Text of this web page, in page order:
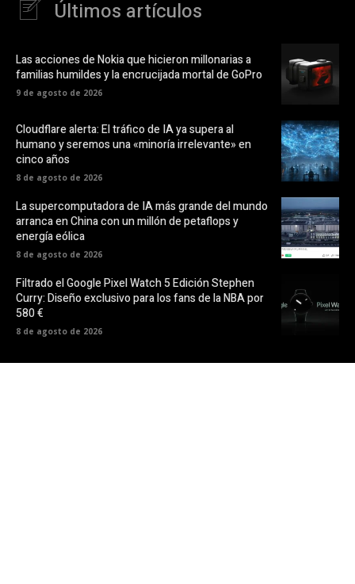
Últimos artículos
Las acciones de Nokia que hicieron millonarias a
familias humildes y la encrucijada mortal de GoPro
9 de agosto de 2026
Cloudflare alerta: El tráfico de IA ya supera al
humano y seremos una «minoría irrelevante» en
cinco años
8 de agosto de 2026
La supercomputadora de IA más grande del mundo
arranca en China con un millón de petaflops y
energía eólica
8 de agosto de 2026
Filtrado el Google Pixel Watch 5 Edición Stephen
Curry: Diseño exclusivo para los fans de la NBA por
580 €
8 de agosto de 2026